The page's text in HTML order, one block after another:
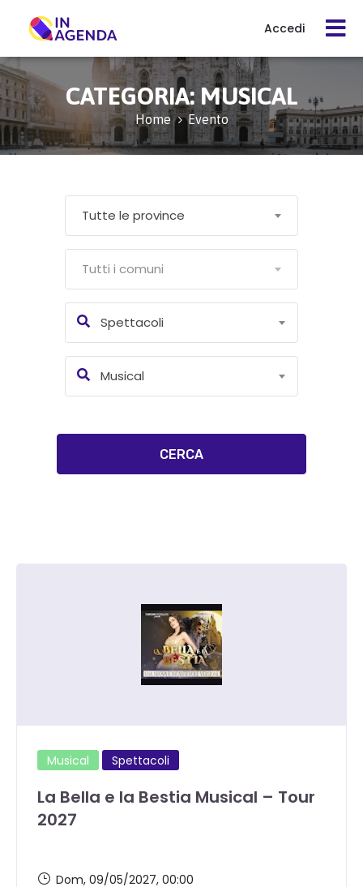
Accedi
Cerca
evento
CATEGORIA: MUSICAL
Home Evento
Tutte le province
Tutti i comuni
Spettacoli
Musical
Musical Spettacoli
La Bella e la Bestia Musical – Tour
2027
Dom, 09/05/2027, 00:00